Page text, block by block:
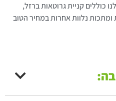
כוללים קניית גרוטאות ברזל,
ומתכות נלוות אחרות במחיר הטוב